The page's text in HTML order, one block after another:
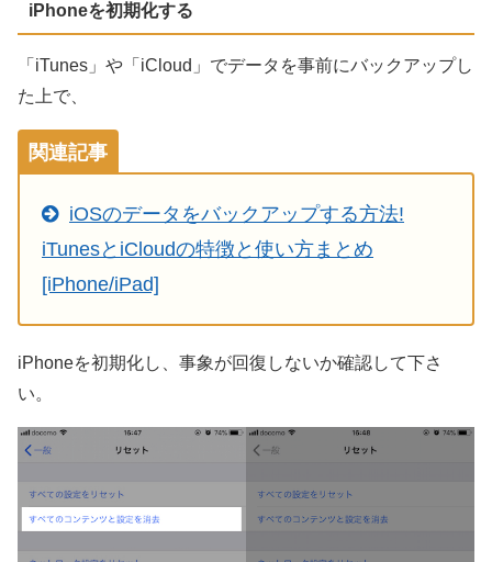
iPhoneを初期化する
「iTunes」や「iCloud」でデータを事前にバックアップし
た上で、
関連記事
iOSのデータをバックアップする方法!
iTunesとiCloudの特徴と使い方まとめ
[iPhone/iPad]
iPhoneを初期化し、事象が回復しないか確認して下さ
い。